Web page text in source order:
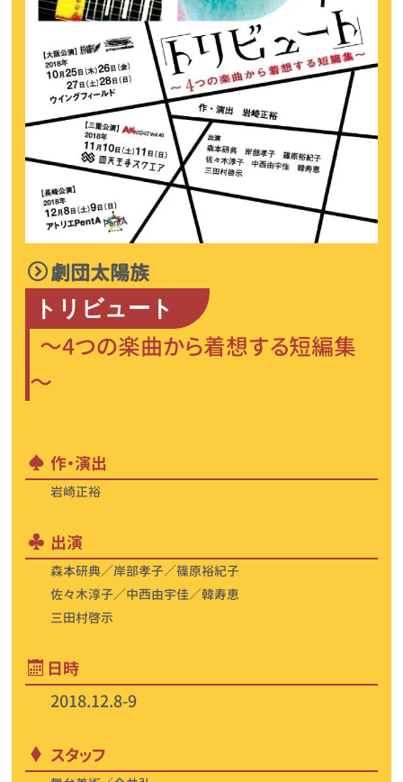
劇団太陽族
トリビュート
～4つの楽曲から着想する短編集
～
作・演出
岩崎正裕
出演
森本研典／岸部孝子／篠原裕紀子
佐々木淳子／中西由宇佳／韓寿恵
三田村啓示
日時
2018.12.8-9
スタッフ